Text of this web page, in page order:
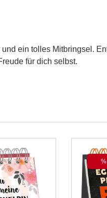
ein tolles Mitbringsel.
für dich selbst.
%